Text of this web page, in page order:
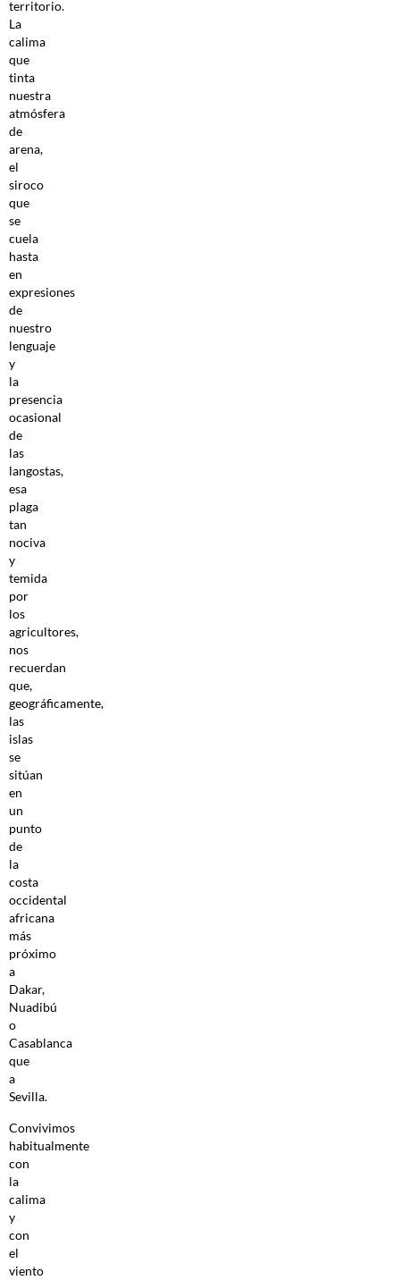
territorio.
La
calima
que
tinta
nuestra
atmósfera
de
arena,
el
siroco
que
se
cuela
hasta
en
expresiones
de
nuestro
lenguaje
y
la
presencia
ocasional
de
las
langostas,
esa
plaga
tan
nociva
y
temida
por
los
agricultores,
nos
recuerdan
que,
geográficamente,
las
islas
se
sitúan
en
un
punto
de
la
costa
occidental
africana
más
próximo
a
Dakar,
Nuadibú
o
Casablanca
que
a
Sevilla.
Convivimos
habitualmente
con
la
calima
y
con
el
viento